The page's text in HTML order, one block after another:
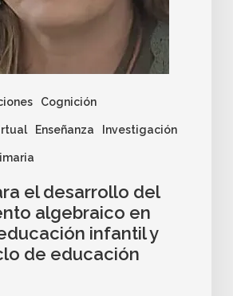
Cognición
Enseñanza Investigación
el desarrollo del
algebraico en
infantil y
de educación